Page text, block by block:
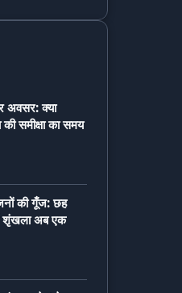
अवसर: क्या
समीक्षा का समय
की गूँज: छह
शृंखला अब एक